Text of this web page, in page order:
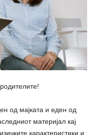
од мајката и еден од
материјал кај
карактеристики и